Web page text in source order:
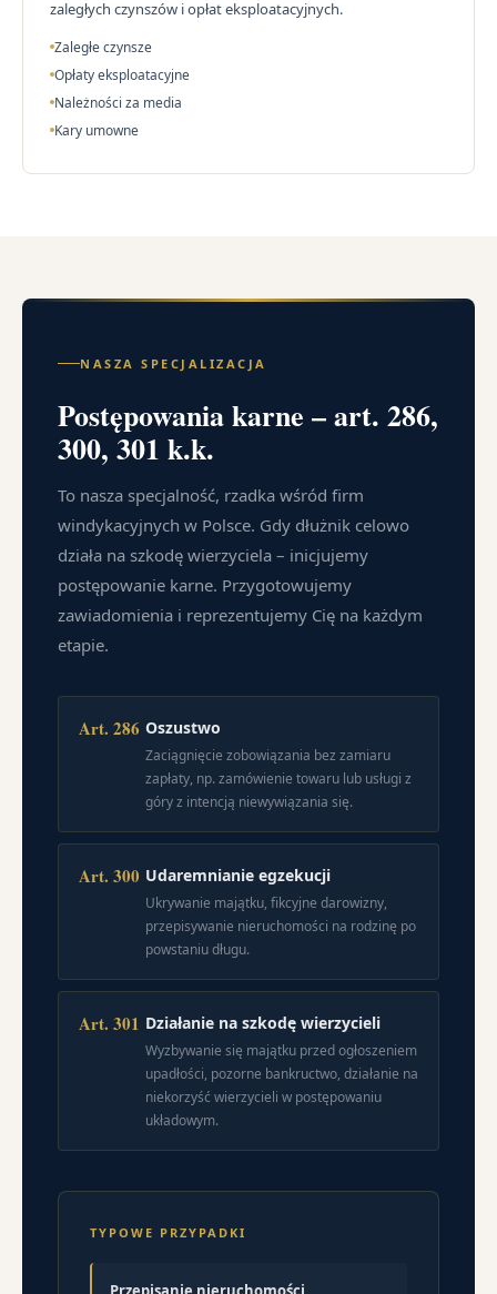
zaległych czynszów i opłat eksploatacyjnych.
Zaległe czynsze
Opłaty eksploatacyjne
Należności za media
Kary umowne
NASZA SPECJALIZACJA
Postępowania karne – art. 286,
300, 301 k.k.
To nasza specjalność, rzadka wśród firm
windykacyjnych w Polsce. Gdy dłużnik celowo
działa na szkodę wierzyciela – inicjujemy
postępowanie karne. Przygotowujemy
zawiadomienia i reprezentujemy Cię na każdym
etapie.
Art. 286 Oszustwo
Zaciągnięcie zobowiązania bez zamiaru
zapłaty, np. zamówienie towaru lub usługi z
góry z intencją niewywiązania się.
Art. 300 Udaremnianie egzekucji
Ukrywanie majątku, fikcyjne darowizny,
przepisywanie nieruchomości na rodzinę po
powstaniu długu.
Art. 301 Działanie na szkodę wierzycieli
Wyzbywanie się majątku przed ogłoszeniem
upadłości, pozorne bankructwo, działanie na
niekorzyść wierzycieli w postępowaniu
układowym.
TYPOWE PRZYPADKI